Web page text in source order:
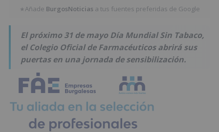
★Añade BurgosNoticias a tus fuentes preferidas de Google
El próximo 31 de mayo Día Mundial Sin Tabaco,
el Colegio Oficial de Farmacéuticos abrirá sus
puertas en una jornada de sensibilización.